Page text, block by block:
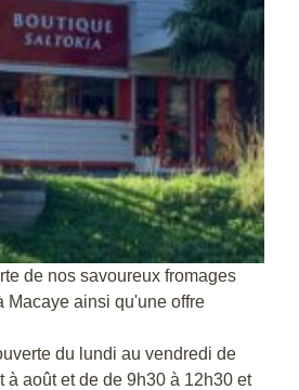
de nos savoureux fromages
Macaye ainsi qu'une offre
du lundi au vendredi de
à août et de de 9h30 à 12h30 et